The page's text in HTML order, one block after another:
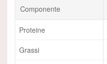
Componente
Proteine
Grassi